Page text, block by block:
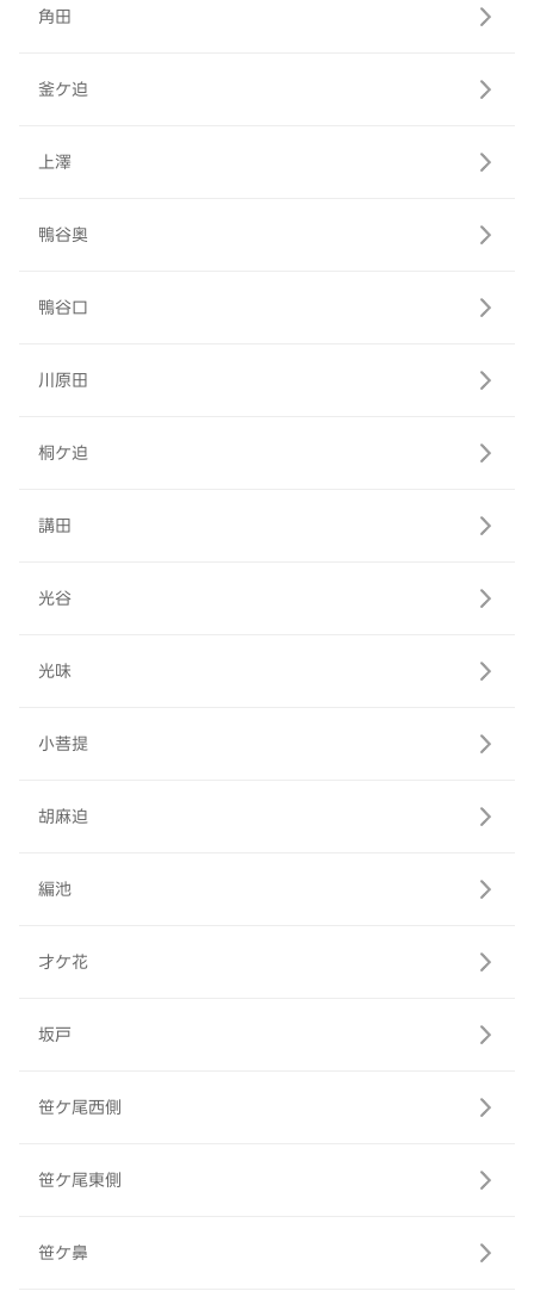
角田
釜ケ迫
上澤
鴨谷奥
鴨谷口
川原田
桐ケ迫
講田
光谷
光味
小菩提
胡麻迫
編池
才ケ花
坂戸
笹ケ尾西側
笹ケ尾東側
笹ケ鼻